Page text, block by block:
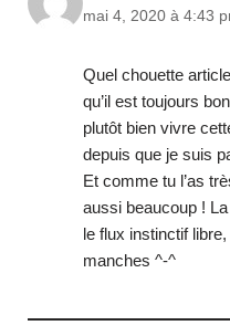
mai 4, 2020 à 4:43
Quel chouette
qu’il est toujours
plutôt bien vivre
depuis que je suis
Et comme tu l’as
aussi beaucoup !
le flux instinctif
manches ^-^